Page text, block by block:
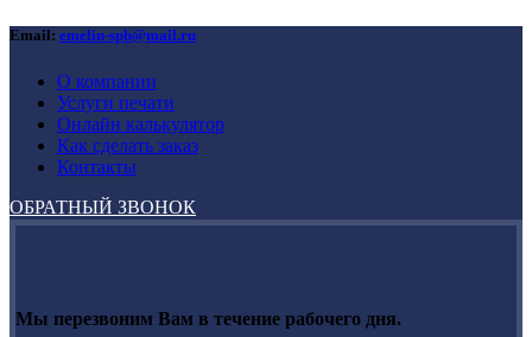
Email: emelin-spb@mail.ru
О компании
Услуги печати
Онлайн калькулятор
Как сделать заказ
Контакты
ОБРАТНЫЙ ЗВОНОК
Мы перезвоним Вам в течение рабочего дня.